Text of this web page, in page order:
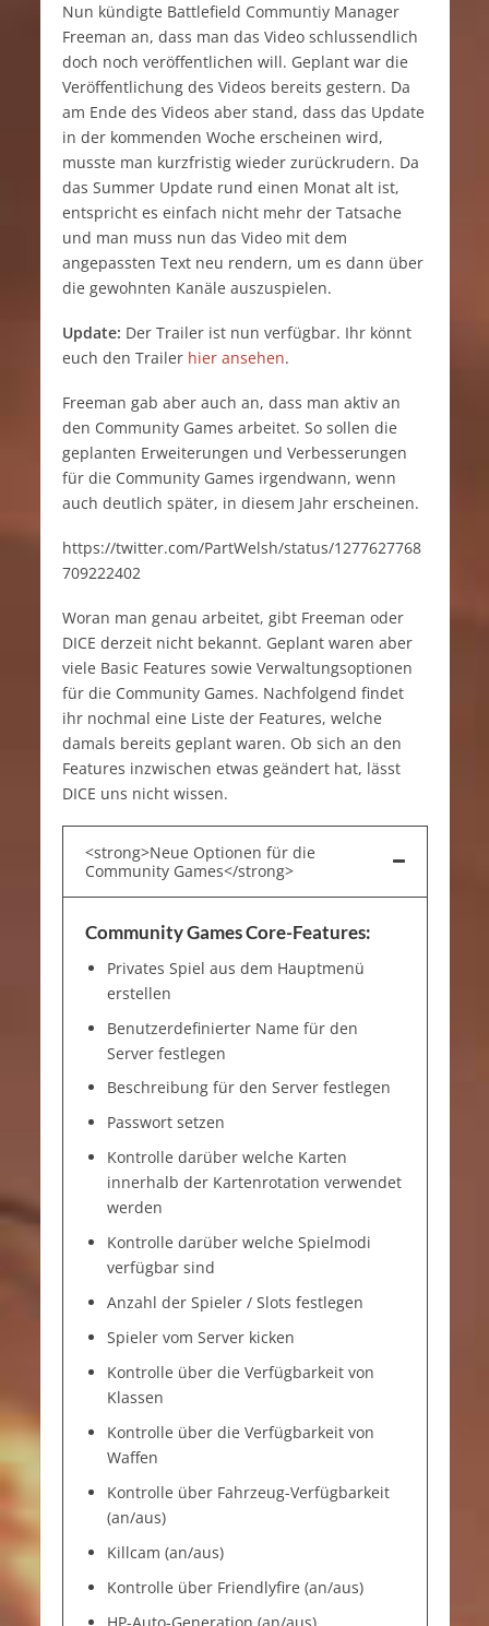
Nun kündigte Battlefield Communtiy Manager
Freeman an, dass man das Video schlussendlich
doch noch veröffentlichen will. Geplant war die
Veröffentlichung des Videos bereits gestern. Da
am Ende des Videos aber stand, dass das Update
in der kommenden Woche erscheinen wird,
musste man kurzfristig wieder zurückrudern. Da
das Summer Update rund einen Monat alt ist,
entspricht es einfach nicht mehr der Tatsache
und man muss nun das Video mit dem
angepassten Text neu rendern, um es dann über
die gewohnten Kanäle auszuspielen.
Update: Der Trailer ist nun verfügbar. Ihr könnt
euch den Trailer hier ansehen.
Freeman gab aber auch an, dass man aktiv an
den Community Games arbeitet. So sollen die
geplanten Erweiterungen und Verbesserungen
für die Community Games irgendwann, wenn
auch deutlich später, in diesem Jahr erscheinen.
https://twitter.com/PartWelsh/status/1277627768
709222402
Woran man genau arbeitet, gibt Freeman oder
DICE derzeit nicht bekannt. Geplant waren aber
viele Basic Features sowie Verwaltungsoptionen
für die Community Games. Nachfolgend findet
ihr nochmal eine Liste der Features, welche
damals bereits geplant waren. Ob sich an den
Features inzwischen etwas geändert hat, lässt
DICE uns nicht wissen.
<strong>Neue Optionen für die
Community Games</strong>
Community Games Core-Features:
Privates Spiel aus dem Hauptmenü
erstellen
Benutzerdefinierter Name für den
Server festlegen
Beschreibung für den Server festlegen
Passwort setzen
Kontrolle darüber welche Karten
innerhalb der Kartenrotation verwendet
werden
Kontrolle darüber welche Spielmodi
verfügbar sind
Anzahl der Spieler / Slots festlegen
Spieler vom Server kicken
Kontrolle über die Verfügbarkeit von
Klassen
Kontrolle über die Verfügbarkeit von
Waffen
Kontrolle über Fahrzeug-Verfügbarkeit
(an/aus)
Killcam (an/aus)
Kontrolle über Friendlyfire (an/aus)